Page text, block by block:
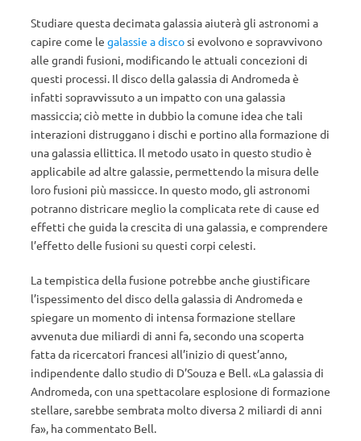
Studiare questa decimata galassia aiuterà gli astronomi a
capire come le galassie a discosi evolvono e sopravvivono
alle grandi fusioni, modificando le attuali concezioni di
questi processi. Il disco della galassia di Andromeda è
infatti sopravvissuto a un impatto con una galassia
massiccia; ciò mette in dubbio la comune idea che tali
interazioni distruggano i dischi e portino alla formazione di
una galassia ellittica. Il metodo usato in questo studio è
applicabile ad altre galassie, permettendo la misura delle
loro fusioni più massicce. In questo modo, gli astronomi
potranno districare meglio la complicata rete di cause ed
effetti che guida la crescita di una galassia, e comprendere
l’effetto delle fusioni su questi corpi celesti.
La tempistica della fusione potrebbe anche giustificare
l’ispessimento del disco della galassia di Andromeda e
spiegare un momento di intensa formazione stellare
avvenuta due miliardi di anni fa, secondo una scoperta
fatta da ricercatori francesi all’inizio di quest’anno,
indipendente dallo studio di D’Souza e Bell.«La galassia di
Andromeda, con una spettacolare esplosione di formazione
stellare, sarebbe sembrata molto diversa 2 miliardi di anni
fa», ha commentato Bell.